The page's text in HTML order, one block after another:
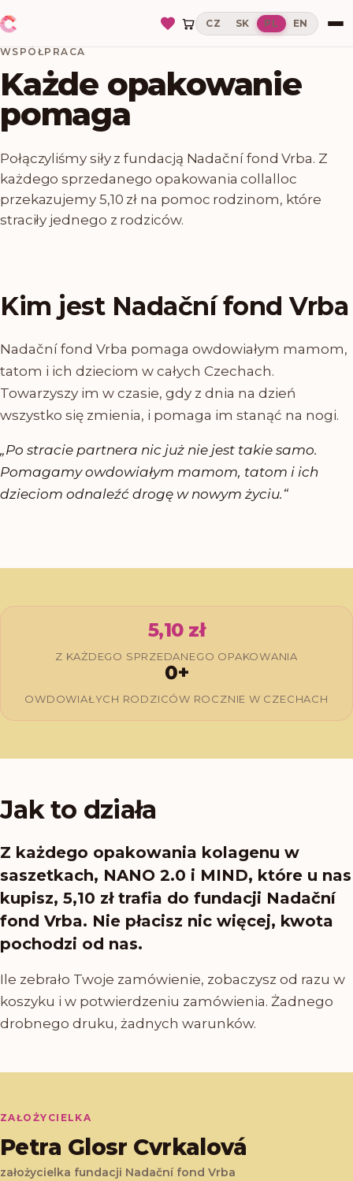
CZ SK PL EN
WSPÓŁPRACA
Każde opakowanie
pomaga
Połączyliśmy siły z fundacją Nadační fond Vrba. Z
każdego sprzedanego opakowania collalloc
przekazujemy 5,10 zł na pomoc rodzinom, które
straciły jednego z rodziców.
Kim jest Nadační fond Vrba
Nadační fond Vrba pomaga owdowiałym mamom,
tatom i ich dzieciom w całych Czechach.
Towarzyszy im w czasie, gdy z dnia na dzień
wszystko się zmienia, i pomaga im stanąć na nogi.
„Po stracie partnera nic już nie jest takie samo.
Pomagamy owdowiałym mamom, tatom i ich
dzieciom odnaleźć drogę w nowym życiu.“
5,10 zł
Z KAŻDEGO SPRZEDANEGO OPAKOWANIA
0+
OWDOWIAŁYCH RODZICÓW ROCZNIE W CZECHACH
Jak to działa
Z każdego opakowania kolagenu w
saszetkach, NANO 2.0 i MIND, które u nas
kupisz, 5,10 zł trafia do fundacji Nadační
fond Vrba. Nie płacisz nic więcej, kwota
pochodzi od nas.
Ile zebrało Twoje zamówienie, zobaczysz od razu w
koszyku i w potwierdzeniu zamówienia. Żadnego
drobnego druku, żadnych warunków.
ZAŁOŻYCIELKA
Petra Glosr Cvrkalová
założycielka fundacji Nadační fond Vrba